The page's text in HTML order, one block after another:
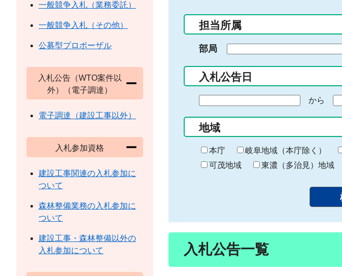
ー
入
力
担当所属
部局
入札公告日
の
始
ま
り
から
終
わ
り
地域
本庁 岐阜地域（本庁除く）
可茂地域
東濃（多治見）地域
入札公告一覧
一般競争入札（業務委託）
一般競争入札（その他）
公募型プロポーザル
入札公告（WTO案件以
外）（電子調達）
電子調達（建設工事以外）
入札参加資格
建設工事関連の入札参加に
ついて
森林整備業務の入札参加に
ついて
建設工事・森林整備以外の
入札参加について